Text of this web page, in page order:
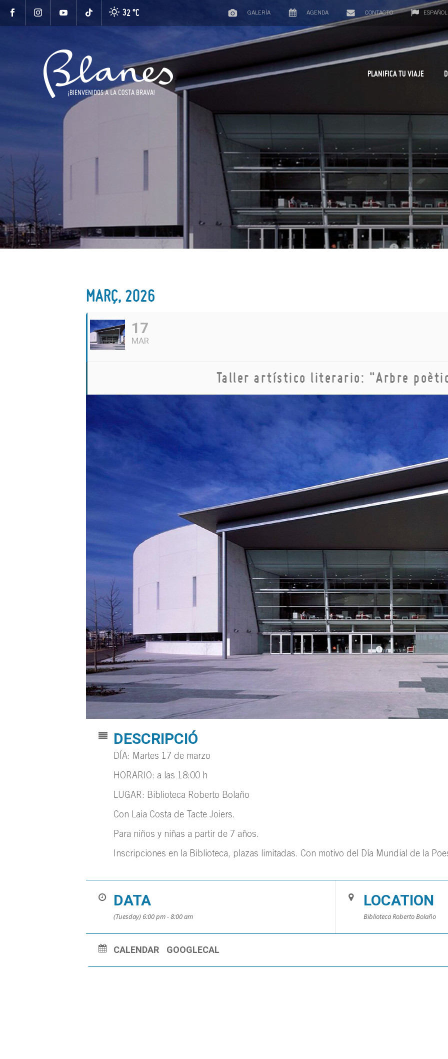
32 °C GALERÍA AGENDA CONTACTO ESPAÑOL
PLANIFICA TU VIAJE
MARÇ, 2026
17
MAR
Taller artístico literario: "Arbre
DESCRIPCIÓ
DÍA: Martes 17 de marzo
HORARIO: a las 18:00 h
LUGAR: Biblioteca Roberto Bolaño
Con Laia Costa de Tacte Joiers.
Para niños y niñas a partir de 7 años.
Inscripciones en la Biblioteca, plazas limitadas. Con motivo del Día Mundial de la
DATA
(Tuesday) 6:00 pm - 8:00 am
LOCATION
Biblioteca Roberto Bolaño
CALENDAR GOOGLECAL